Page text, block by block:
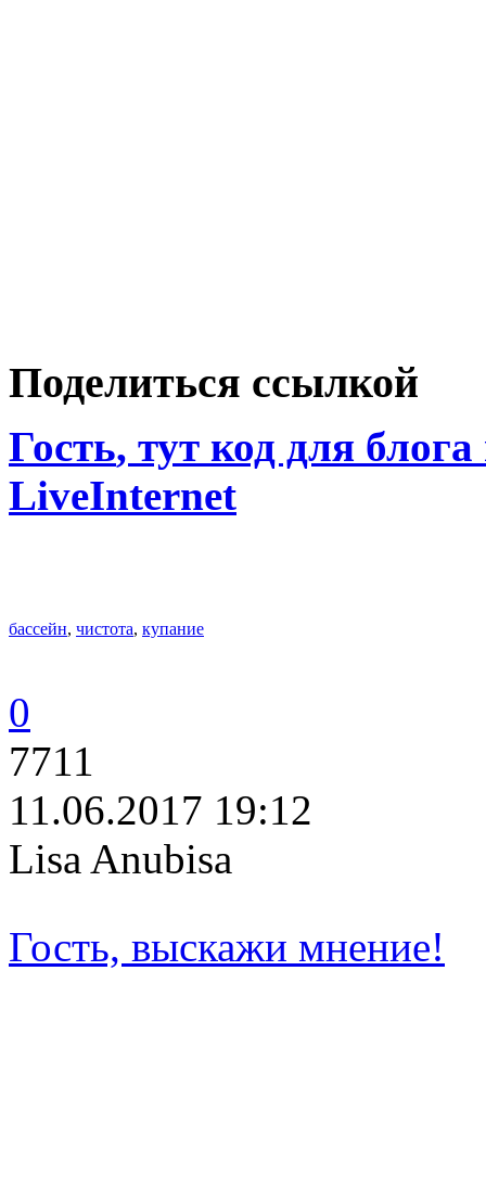
Поделиться ссылкой
Гость, тут код для
LiveInternet
бассейн, чистота, купание
0
7711
11.06.2017 19:12
Lisa Anubisa
Гость, выскажи мнение!